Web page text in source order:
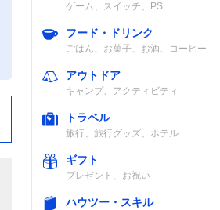
ゲーム、スイッチ、PS
フード・ドリンク
ごはん、お菓子、お酒、コーヒー
アウトドア
キャンプ、アクティビティ
トラベル
旅行、旅行グッズ、ホテル
ギフト
プレゼント、お祝い
ハウツー・スキル